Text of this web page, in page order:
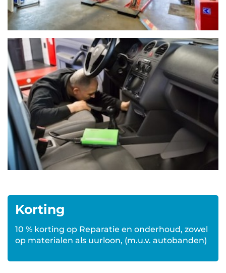
Korting
10 % korting op Reparatie en onderhoud, zowel
op materialen als uurloon, (m.u.v. autobanden)